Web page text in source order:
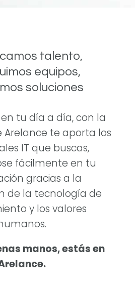
talento,
equipos,
soluciones
tu día a día, con la
Arelance te aporta los
IT que buscas,
fácilmente en tu
gracias a la
de la tecnología de
y los valores
manos, estás en